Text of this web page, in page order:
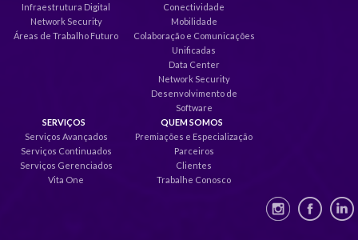
Infraestrutura Digital
Network Security
Áreas de Trabalho Futuro
Conectividade
Mobilidade
Colaboração e Comunicações
Unificadas
Data Center
Network Security
Desenvolvimento de
Software
SERVIÇOS
Serviços Avançados
Serviços Continuados
Serviços Gerenciados
Vita One
QUEM SOMOS
Premiações e Especialização
Parceiros
Clientes
Trabalhe Conosco